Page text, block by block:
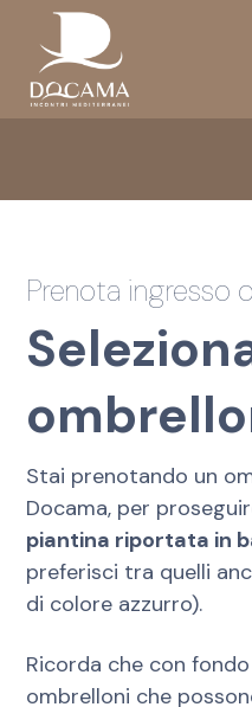
Prenota ingresso
Stai prenotando un
Docama, per
piantina riportata in
preferisci tra quelli
di colore azzurro).
Ricorda che con
ombrelloni che